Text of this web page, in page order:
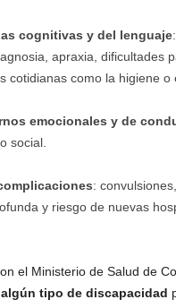
cognitivas y del lenguaje
apraxia, dificultades
cotidianas como la higiene o
emocionales y de
social.
:
y riesgo de nuevas
el Ministerio de Salud de
tipo de discapacidad